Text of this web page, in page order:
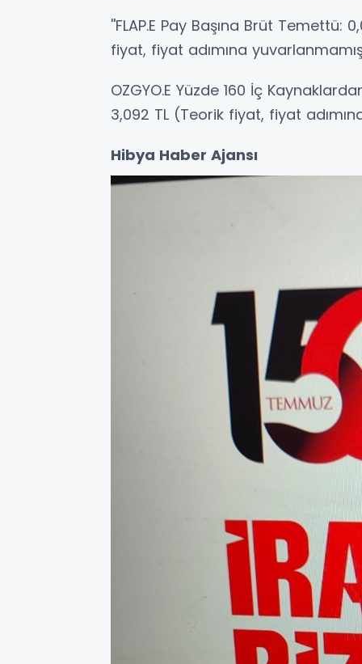
''FLAP.E Pay Başına Brüt Temettü:
fiyat, fiyat adımına
OZGYO.E Yüzde 160 İç
3,092 TL (Teorik fiyat, fiyat
Hibya Haber Ajansı